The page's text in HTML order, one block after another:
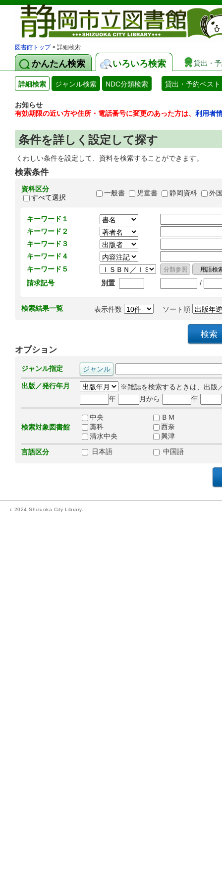
図書館トップ> 詳細検索
かんたん検索 いろいろ検索 貸出・
詳細検索 ジャンル検索 NDC分類検索 貸出・予約ベスト
お知らせ
有効期限の近い方や住所・電話番号に変更のあった方は、 利用者
条件を詳しく設定して探す
くわしい条件を設定して、資料を検索することができます。
検索条件
資料区分
すべて選択
一般書 児童書 静岡資料 外
キーワード１
キーワード２
キーワード３
キーワード４
キーワード５
請求記号
別置 /
検索結果一覧 表示件数 ソート順
オプション
ジャンル指定
出版／発行年月
※雑誌を検索するときは、出版
年
月から 年
検索対象図書館
中央
ＢＭ
藁科
西奈
清水中央
興津
言語区分
日本語 中国語
c 2024 Shizuoka City Library.